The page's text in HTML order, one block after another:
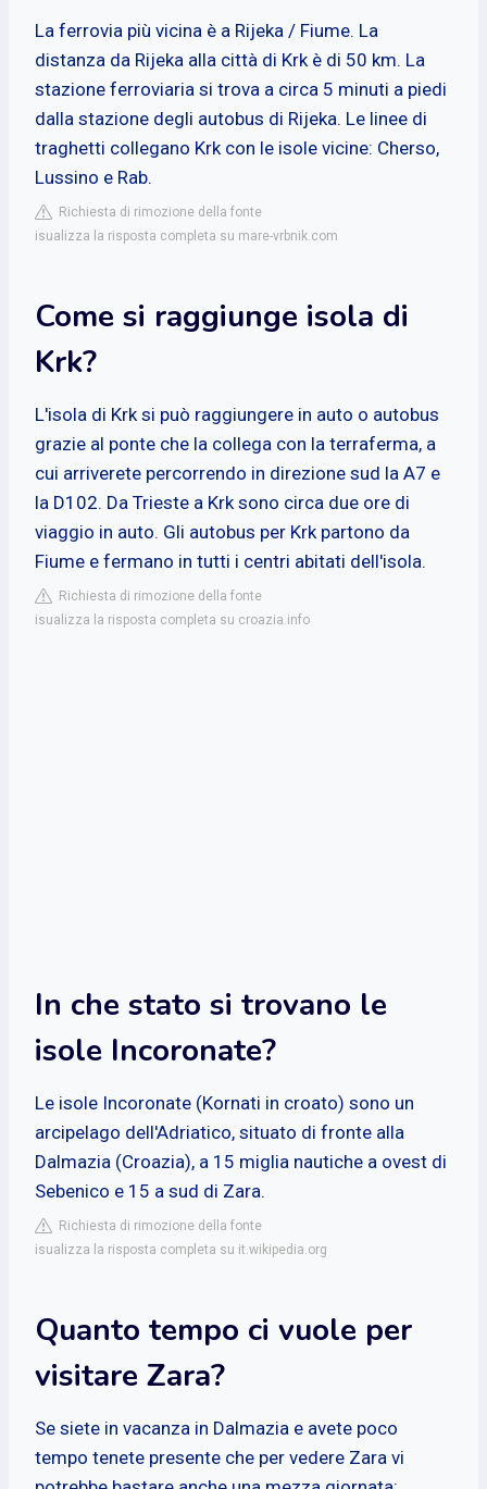
La ferrovia più vicina è a Rijeka / Fiume. La
distanza da Rijeka alla città di Krk è di 50 km. La
stazione ferroviaria si trova a circa 5 minuti a piedi
dalla stazione degli autobus di Rijeka. Le linee di
traghetti collegano Krk con le isole vicine: Cherso,
Lussino e Rab.
Richiesta di rimozione della fonte
isualizza la risposta completa su mare-vrbnik.com
Come si raggiunge isola di
Krk?
L'isola di Krk si può raggiungere in auto o autobus
grazie al ponte che la collega con la terraferma, a
cui arriverete percorrendo in direzione sud la A7 e
la D102. Da Trieste a Krk sono circa due ore di
viaggio in auto. Gli autobus per Krk partono da
Fiume e fermano in tutti i centri abitati dell'isola.
Richiesta di rimozione della fonte
isualizza la risposta completa su croazia.info
In che stato si trovano le
isole Incoronate?
Le isole Incoronate (Kornati in croato) sono un
arcipelago dell'Adriatico, situato di fronte alla
Dalmazia (Croazia), a 15 miglia nautiche a ovest di
Sebenico e 15 a sud di Zara.
Richiesta di rimozione della fonte
isualizza la risposta completa su it.wikipedia.org
Quanto tempo ci vuole per
visitare Zara?
Se siete in vacanza in Dalmazia e avete poco
tempo tenete presente che per vedere Zara vi